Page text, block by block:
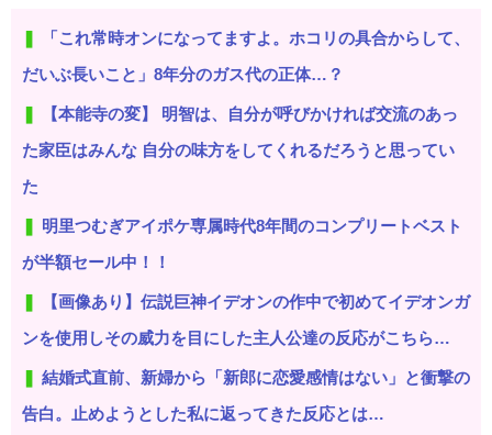
「これ常時オンになってますよ。ホコリの具合からして、
だいぶ長いこと」8年分のガス代の正体…？
【本能寺の変】 明智は、自分が呼びかければ交流のあっ
た家臣はみんな 自分の味方をしてくれるだろうと思ってい
た
明里つむぎアイポケ専属時代8年間のコンプリートベスト
が半額セール中！！
【画像あり】伝説巨神イデオンの作中で初めてイデオンガ
ンを使用しその威力を目にした主人公達の反応がこちら…
結婚式直前、新婦から「新郎に恋愛感情はない」と衝撃の
告白。止めようとした私に返ってきた反応とは…